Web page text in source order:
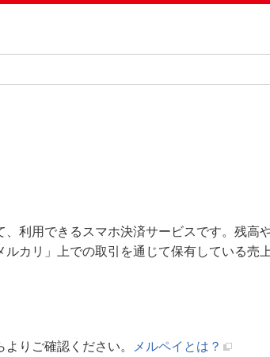
利用できるスマホ決済サービスです。残高
カリ」上での取引を通じて保有している売
りご確認ください。
メルペイとは？